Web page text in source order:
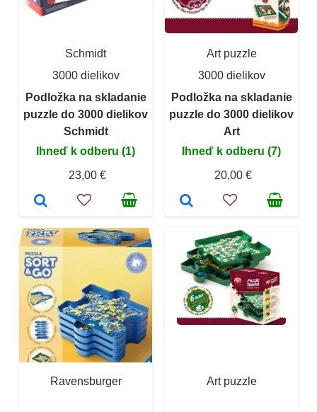
Schmidt
3000 dielikov
Podložka na skladanie
puzzle do 3000 dielikov
Schmidt
Ihneď k odberu (1)
23,00 €
Art puzzle
3000 dielikov
Podložka na skladanie
puzzle do 3000 dielikov
Art
Ihneď k odberu (7)
20,00 €
Ravensburger Art puzzle